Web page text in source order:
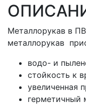
Металлорукав в
металлорукав
водо- и
стойкость к
увеличенная
герметичный